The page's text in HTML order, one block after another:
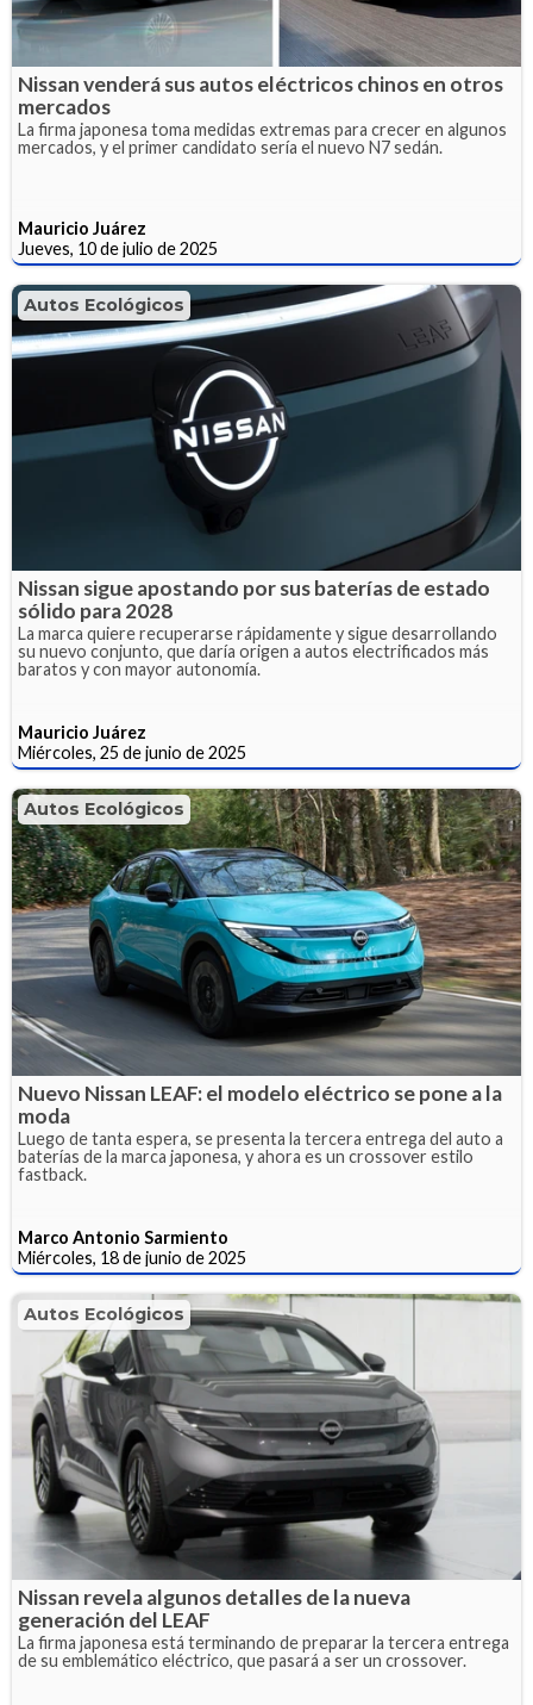
Nissan venderá sus autos eléctricos chinos en otros
mercados
La firma japonesa toma medidas extremas para crecer en algunos
mercados, y el primer candidato sería el nuevo N7 sedán.
Mauricio Juárez
Jueves, 10 de julio de 2025
Autos Ecológicos
Nissan sigue apostando por sus baterías de estado
sólido para 2028
La marca quiere recuperarse rápidamente y sigue desarrollando
su nuevo conjunto, que daría origen a autos electrificados más
baratos y con mayor autonomía.
Mauricio Juárez
Miércoles, 25 de junio de 2025
Autos Ecológicos
Nuevo Nissan LEAF: el modelo eléctrico se pone a la
moda
Luego de tanta espera, se presenta la tercera entrega del auto a
baterías de la marca japonesa, y ahora es un crossover estilo
fastback.
Marco Antonio Sarmiento
Miércoles, 18 de junio de 2025
Autos Ecológicos
Nissan revela algunos detalles de la nueva
generación del LEAF
La firma japonesa está terminando de preparar la tercera entrega
de su emblemático eléctrico, que pasará a ser un crossover.